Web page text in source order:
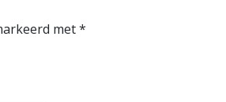
met*